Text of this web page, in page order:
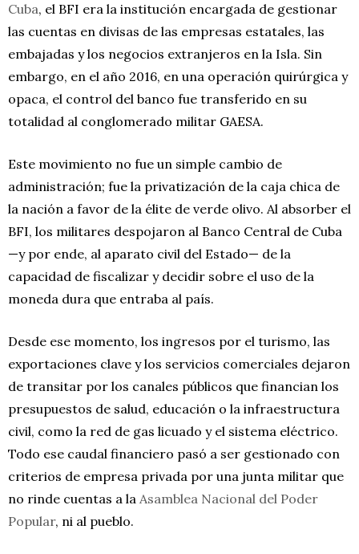
Cuba, el BFI era la institución encargada de gestionar
las cuentas en divisas de las empresas estatales, las
embajadas y los negocios extranjeros en la Isla. Sin
embargo, en el año 2016, en una operación quirúrgica y
opaca, el control del banco fue transferido en su
totalidad al conglomerado militar GAESA.
Este movimiento no fue un simple cambio de
administración; fue la privatización de la caja chica de
la nación a favor de la élite de verde olivo. Al absorber el
BFI, los militares despojaron al Banco Central de Cuba
—y por ende, al aparato civil del Estado— de la
capacidad de fiscalizar y decidir sobre el uso de la
moneda dura que entraba al país.
Desde ese momento, los ingresos por el turismo, las
exportaciones clave y los servicios comerciales dejaron
de transitar por los canales públicos que financian los
presupuestos de salud, educación o la infraestructura
civil, como la red de gas licuado y el sistema eléctrico.
Todo ese caudal financiero pasó a ser gestionado con
criterios de empresa privada por una junta militar que
no rinde cuentas a la Asamblea Nacional del Poder
Popular, ni al pueblo.